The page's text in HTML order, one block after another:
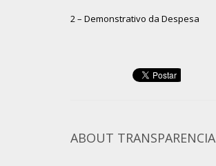
2 – Demonstrativo da Despesa
ABOUT TRANSPARENCIA